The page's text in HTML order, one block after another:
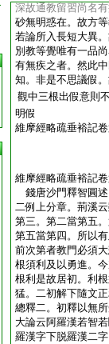
深故通教留習尚名
砂無明惑在。故方
若論所入長短大異
別教等覺唯有一品
有無疾之者。然此
知。非是不思議假
觀中三根出假意則
明假
維摩經略疏垂裕記
維摩經略疏垂裕記
錢唐沙門釋智圓
二例上分章。荊溪
第三。第二當第五
第五當第四。所以
前次第者教門必須
根須利及以勇進。
根利是故居初。利
猛。二初解下隨文
總釋二。初釋以無
大論云阿羅漢若智
羅漢字下脱羅漢二